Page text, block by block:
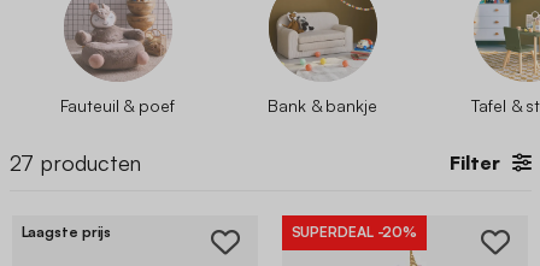
Fauteuil & poef Bank & bankje Tafel &
27 producten Filter
Laagste prijs SUPERDEAL -20%